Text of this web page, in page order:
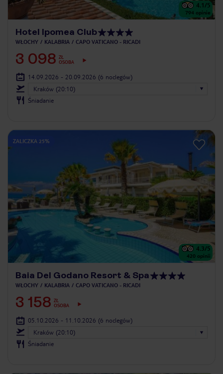
4.1/5
794 opinie
Hotel Ipomea Club
WŁOCHY KALABRIA CAPO VATICANO - RICADI
3 098 ZŁ
OSOBA
14.09.2026 - 20.09.2026 (6 noclegów)
Kraków (20:10)
Śniadanie
ZALICZKA 25%
4.3/5
420 opinii
Baia Del Godano Resort & Spa
WŁOCHY KALABRIA CAPO VATICANO - RICADI
3 158 ZŁ
OSOBA
05.10.2026 - 11.10.2026 (6 noclegów)
Kraków (20:10)
Śniadanie